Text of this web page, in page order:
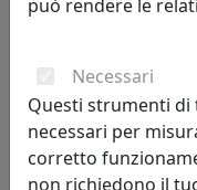
può rendere le
Necessari
Questi strumenti
necessari per
corretto
non richiedono il